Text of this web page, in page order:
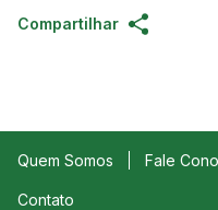
Compartilhar
Quem Somos Fale
Contato